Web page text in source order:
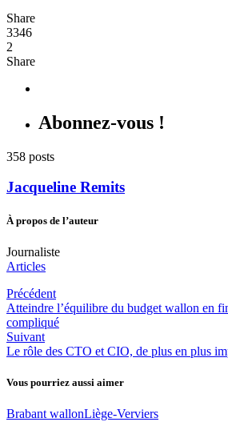
Share
3346
2
Share
Abonnez-vous !
358 posts
Jacqueline Remits
À propos de l’auteur
Journaliste
Articles
Précédent
Atteindre l’équilibre du budget wallon en
compliqué
Suivant
Le rôle des CTO et CIO, de plus en plus
Vous pourriez aussi aimer
Brabant wallonLiège-Verviers